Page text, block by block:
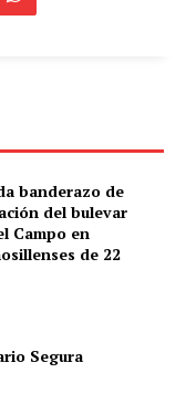
banderazo de
del bulevar
Campo en
de 22
Segura